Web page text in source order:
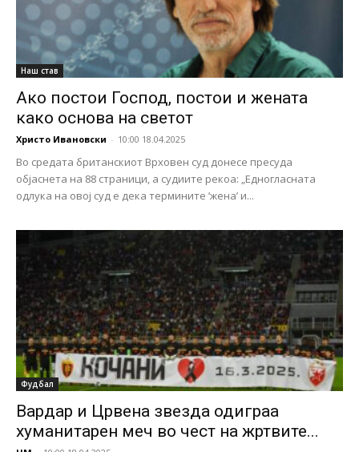
Наш став
Ако постои Господ, постои и жената
како основа на светот
Христо Ивановски - 10:00 18.04.2025
Во средата британскиот Врховен суд донесе пресуда
објаснета на 88 страници, а судиите рекоа: „Едногласната
одлука на овој суд е дека термините ’жена’ и...
Фудбал
Вардар и Црвена звезда одиграа
хуманитарен меч во чест на жртвите...